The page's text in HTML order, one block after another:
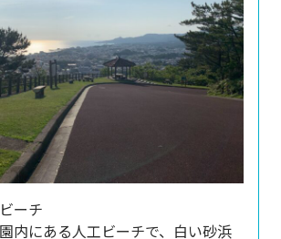
ーチ
内にある人工ビーチで、白い砂浜